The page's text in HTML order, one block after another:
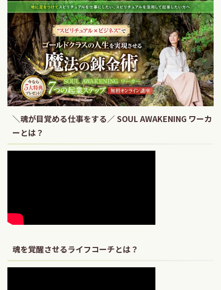
＼魂が目覚める仕事をする／ SOUL AWAKENING ワーカ
ーとは？
魂を覚醒させるライフコーチとは？